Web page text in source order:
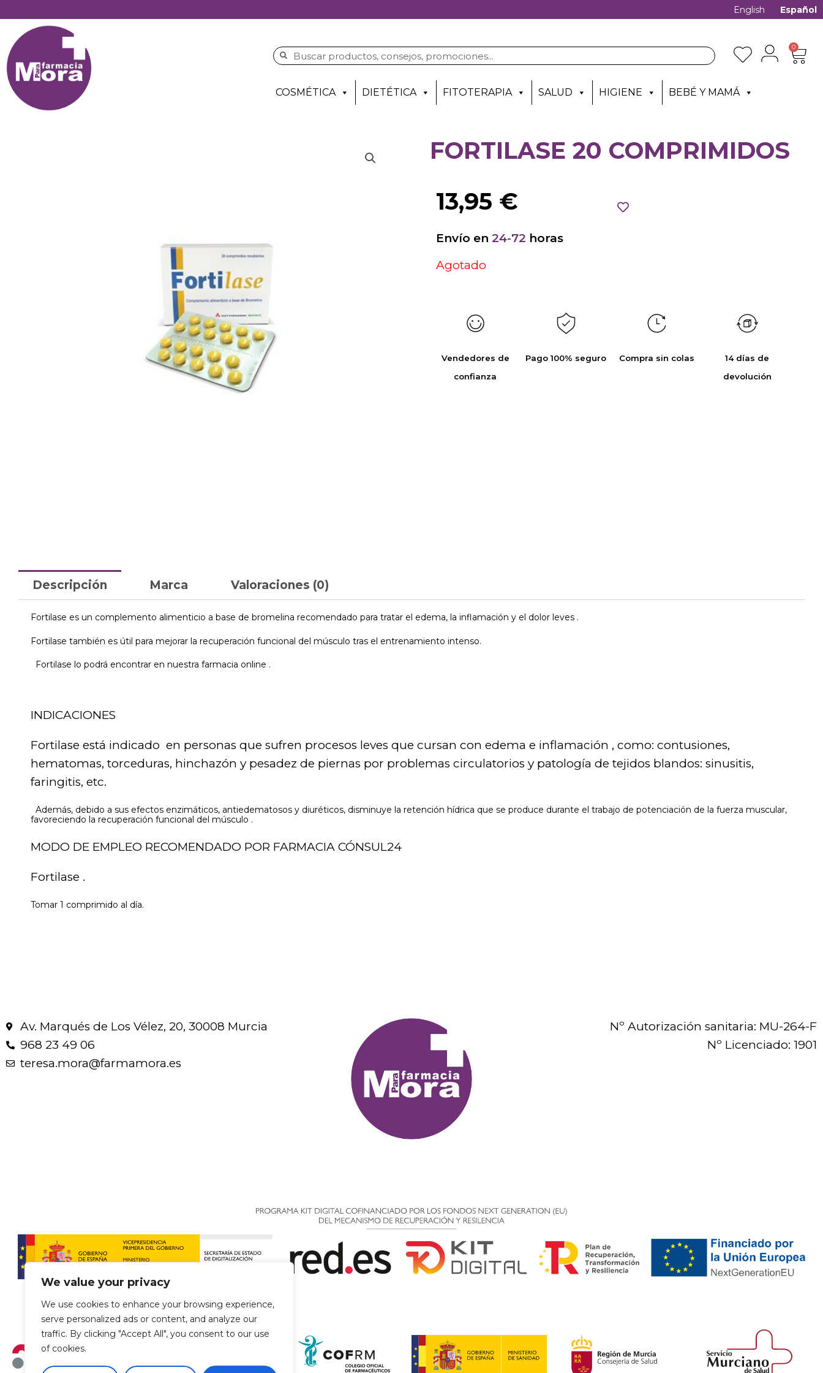
We value your privacy
We use cookies to enhance your browsing experience,
serve personalized ads or content, and analyze our
traffic. By clicking "Accept All", you consent to our use
of cookies.
English Español
0
COSMÉTICA DIETÉTICA FITOTERAPIA SALUD HIGIENE BEBÉ Y MAMÁ
FORTILASE 20 COMPRIMIDOS
13,95 €
Envío en 24-72 horas
Agotado
Vendedores de
confianza
Pago 100% seguro Compra sin colas
14 días de
devolución
Descripción Marca Valoraciones (0)
Fortilase es un complemento alimenticio a base de bromelina recomendado para tratar el edema, la inflamación y el dolor leves .
Fortilase también es útil para mejorar la recuperación funcional del músculo tras el entrenamiento intenso.
Fortilase lo podrá encontrar en nuestra farmacia online .
INDICACIONES
Fortilase está indicado en personas que sufren procesos leves que cursan con edema e inflamación , como: contusiones,
hematomas, torceduras, hinchazón y pesadez de piernas por problemas circulatorios y patología de tejidos blandos: sinusitis,
faringitis, etc.
Además, debido a sus efectos enzimáticos, antiedematosos y diuréticos, disminuye la retención hídrica que se produce durante el trabajo de potenciación de la fuerza muscular,
favoreciendo la recuperación funcional del músculo .
MODO DE EMPLEO RECOMENDADO POR FARMACIA CÓNSUL24
Fortilase .
Tomar 1 comprimido al día.
Av. Marqués de Los Vélez, 20, 30008 Murcia
968 23 49 06
teresa.mora@farmamora.es
Nº Autorización sanitaria: MU-264-F
Nº Licenciado: 1901